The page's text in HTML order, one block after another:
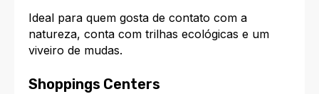
Ideal para quem gosta de contato com a
natureza, conta com trilhas ecológicas e um
viveiro de mudas.
Shoppings Centers